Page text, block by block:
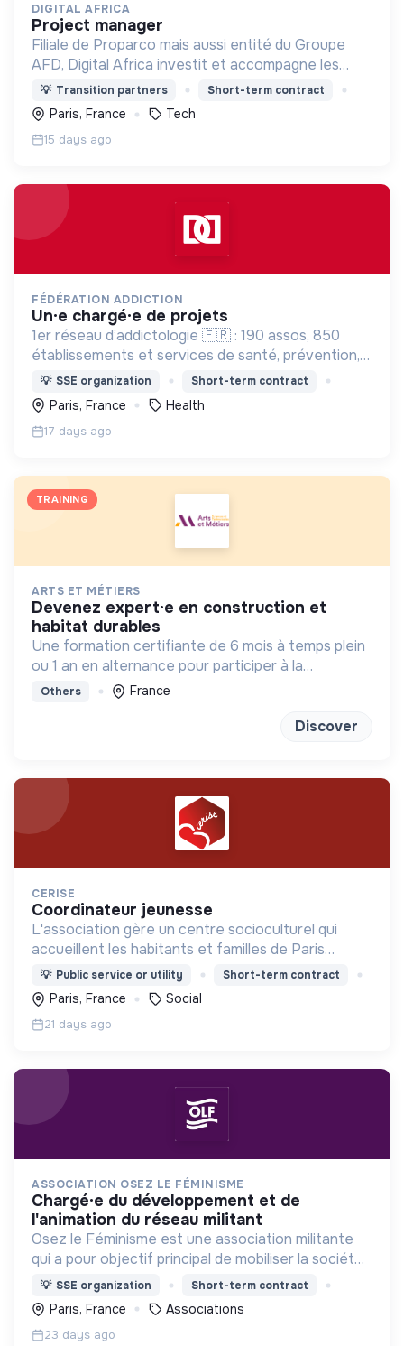
DIGITAL AFRICA
project manager
Filiale de Proparco mais aussi entité du Groupe
AFD, Digital Africa investit et accompagne les
entrepreneurs tech africains qui œuvrent chaque
jour, au service de l’impact, pour le continent !
💡 Transition partners Short-term contract
Paris, France Tech
15 days ago
FÉDÉRATION ADDICTION
un·e chargé·e de projets
1er réseau d’addictologie 🇫🇷 : 190 assos, 850
établissements et services de santé, prévention,
soins, réduction des risques et + de 500 médecins
& pharmaciens
💡 SSE organization Short-term contract
Paris, France Health
17 days ago
TRAINING
ARTS ET MÉTIERS
devenez expert·e en construction et
habitat durables
Une formation certifiante de 6 mois à temps plein
ou 1 an en alternance pour participer à la
conception et à la rénovation de bâtiments
économes en énergie et respectueux de
Others France
Discover
CERISE
coordinateur jeunesse
L'association gère un centre socioculturel qui
accueillent les habitants et familles de Paris
centre, ainsi qu'un foyer de jeunes travailleurs
doté de 19 studios
💡 Public service or utility Short-term contract
Paris, France Social
21 days ago
ASSOCIATION OSEZ LE FÉMINISME
chargé·e du développement et de
l'animation du réseau militant
Osez le Féminisme est une association militante
qui a pour objectif principal de mobiliser la société
autour des droits des femmes, afin de faire
évoluer les mentalités et faire progresser l’égalité.
💡 SSE organization Short-term contract
Paris, France Associations
23 days ago